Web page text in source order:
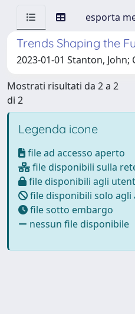
esporta
Trends Shaping the
2023-01-01 Stanton, John;
Mostrati risultati da 2 a 2
di 2
Legenda icone
file ad accesso aperto
file disponibili sulla
file disponibili agli
file disponibili solo
file sotto embargo
nessun file disponibile